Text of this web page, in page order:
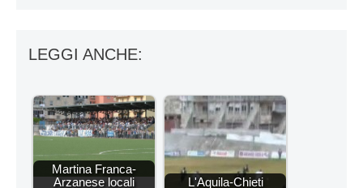
LEGGI ANCHE:
Martina Franca-
Arzanese locali
L'Aquila-Chieti